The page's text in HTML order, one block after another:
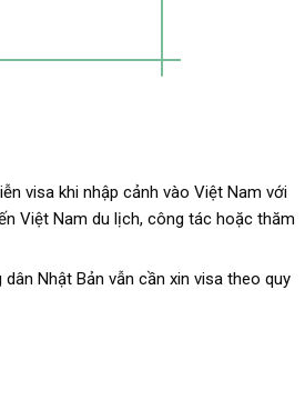
visa khi nhập cảnh vào Việt Nam với
Việt Nam du lịch, công tác hoặc thăm
Nhật Bản vẫn cần xin visa theo quy